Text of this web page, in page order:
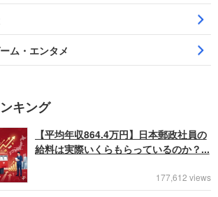
ム・エンタメ
キング
【平均年収864.4万円】日本郵政社員の
給料は実際いくらもらっているのか？...
177,612 views